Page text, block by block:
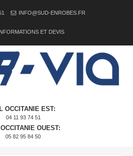
INFO@SUD-ENROBES.FR
ET DEVIS
OCCITANIE EST:
04 11 93 74 51
OUEST:
05 82 95 84 50